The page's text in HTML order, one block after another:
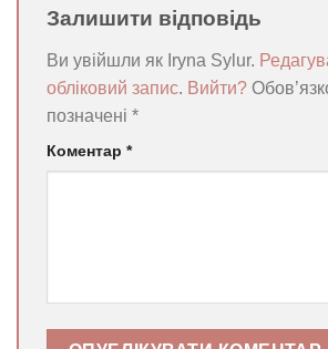
Залишити відповідь
Ви увійшли як Iryna Sylur.
обліковий запис. Вийти?
позначені *
Коментар *